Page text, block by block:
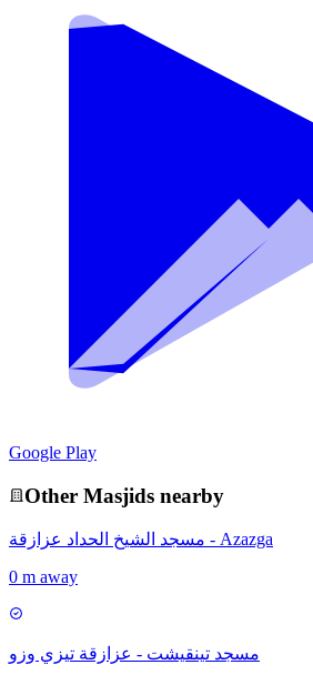
Google Play
Other Masjids nearby
مسجد الشيخ الحداد عزازقة - Azazga
0 m away
مسجد تينقيشت - عزازقة تيزي وزو